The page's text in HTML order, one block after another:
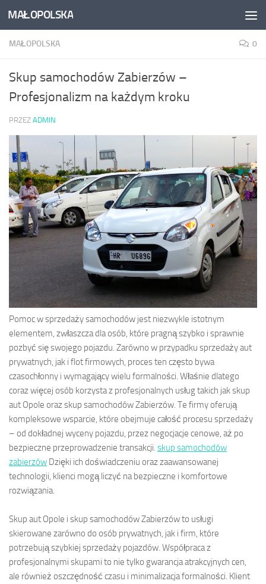
Skip to content
MAŁOPOLSKA
MAŁOPOLSKA 0
Skup samochodów Zabierzów –
Profesjonalizm na każdym kroku
PRZEZ ADMIN
Pomoc w sprzedaży samochodów jest niezwykle istotnym
elementem, zwłaszcza dla osób, które pragną szybko i sprawnie
pozbyć się swojego pojazdu. Zarówno w przypadku sprzedaży aut
prywatnych, jak i flot firmowych, proces ten często bywa
czasochłonny i wymagający wielu formalności. Właśnie dlatego
coraz więcej osób korzysta z profesjonalnych usług takich jak skup
aut Opole oraz skup samochodów Zabierzów. Te firmy oferują
kompleksowe wsparcie, które obejmuje całość procesu sprzedaży
– od dokładnej wyceny pojazdu, przez negocjacje cenowe, aż po
bezpieczne przeprowadzenie transakcji. skup samochodów
zabierzów Dzięki ich doświadczeniu oraz zaawansowanej
technologii, klienci mogą liczyć na bezpieczne i komfortowe
rozwiązania.
Skup aut Opole i skup samochodów Zabierzów to usługi
skierowane zarówno do osób prywatnych, jak i firm, które
potrzebują szybkiej sprzedaży pojazdów. Współpraca z
profesjonalnymi skupami to nie tylko gwarancja atrakcyjnych cen,
ale również oszczędność czasu i minimalizacja formalności. Klient